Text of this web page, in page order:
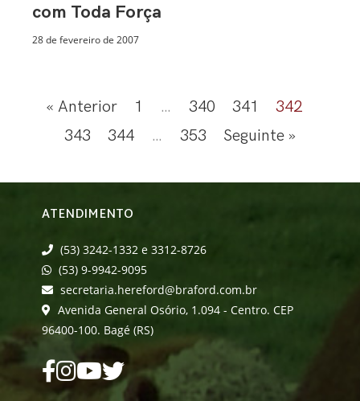
com Toda Força
28 de fevereiro de 2007
« Anterior 1 … 340 341
342
343
344 … 353 Seguinte »
ATENDIMENTO
(53) 3242-1332 e 3312-8726
(53) 9-9942-9095
secretaria.hereford@braford.com.br
Avenida General Osório, 1.094 - Centro. CEP
96400-100. Bagé (RS)